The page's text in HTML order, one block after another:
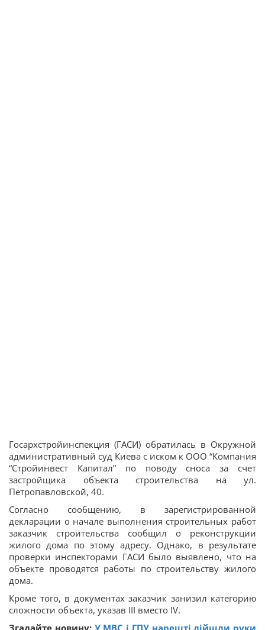
Госархстройинспекция (ГАСИ) обратилась в Окружной
административный суд Киева с иском к ООО “Компания
“Стройинвест Капитал” по поводу сноса за счет
застройщика объекта строительства на ул.
Петропавловской, 40.
Согласно сообщению, в зарегистрированной
декларации о начале выполнения строительных работ
заказчик строительства сообщил о реконструкции
жилого дома по этому адресу. Однако, в результате
проверки инспекторами ГАСИ было выявлено, что на
объекте проводятся работы по строительству жилого
дома.
Кроме того, в документах заказчик занизил категорию
сложности объекта, указав ІІІ вместо ІV.
Згадайте новину: У МВС і ГПУ нарешті дійшли руки